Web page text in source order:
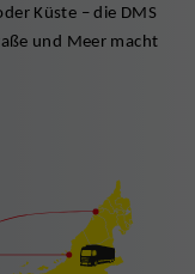
Küste – die DMS
und Meer macht